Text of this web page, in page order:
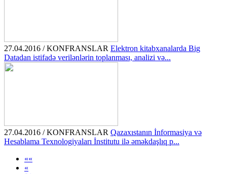
27.04.2016 / KONFRANSLAR Elektron kitabxanalarda Big
Datadan istifadə verilənlərin toplanması, analizi və...
27.04.2016 / KONFRANSLAR Qazaxıstanın İnformasiya və
Hesablama Texnologiyaları İnstitutu ilə əməkdaşlıq p...
««
«